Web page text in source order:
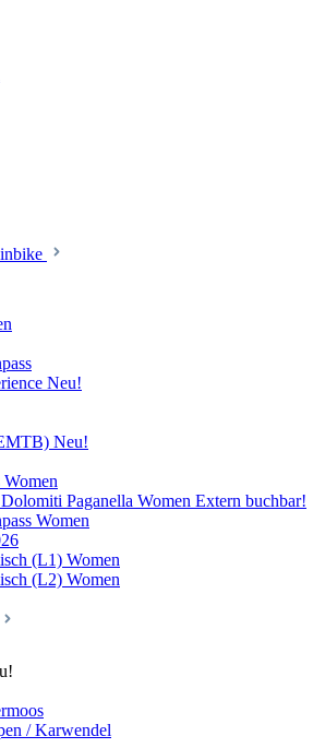
Neu!
Neu!
Paganella Women Extern buchbar!
Women
(L1) Women
(L2) Women
/ Karwendel